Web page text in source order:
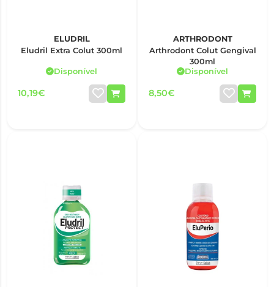
ELUDRIL
Eludril Extra Colut 300ml
Disponível
10,19€
ARTHRODONT
Arthrodont Colut Gengival
300ml
Disponível
8,50€